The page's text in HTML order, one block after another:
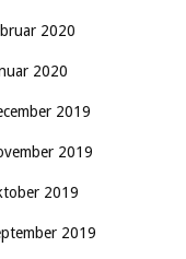
2020
2020
2019
2019
2019
2019